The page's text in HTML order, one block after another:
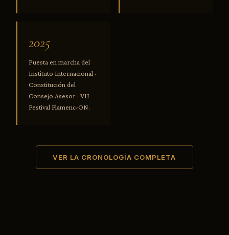
2025
Puesta en marcha del
Instituto Internacional ·
Constitución del
Consejo Asesor · VII
Festival Flamenc-ON.
VER LA CRONOLOGÍA COMPLETA